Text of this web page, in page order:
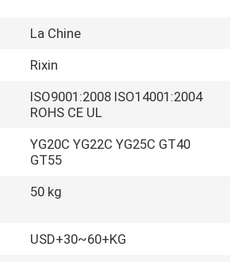
La Chine
Rixin
ISO9001:2008 ISO14001:2004
ROHS CE UL
YG20C YG22C YG25C GT40
GT55
50 kg
USD+30~60+KG